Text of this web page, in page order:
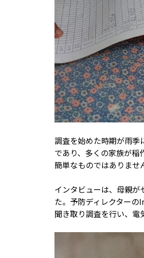
調査を始めた時期が雨季
であり、多くの家族が
簡単なものではありませ
インタビューは、母親
た。予防ディレクター
聞き取り調査を行い、電